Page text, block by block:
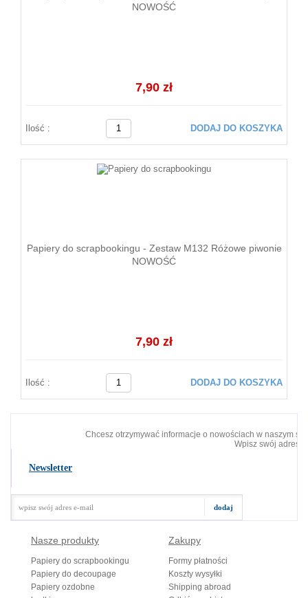
NOWOŚĆ
7,90 zł
Ilość : DODAJ DO KOSZYKA
Papiery do scrapbookingu - Zestaw M132 Różowe piwonie
NOWOŚĆ
7,90 zł
Ilość : DODAJ DO KOSZYKA
Chcesz otrzymywać informacje o nowościach w naszym
Wpisz swój adres
Newsletter
Nasze produkty
Papiery do scrapbookingu
Papiery do decoupage
Papiery ozdobne
Zakupy
Formy płatności
Koszty wysyłki
Shipping abroad